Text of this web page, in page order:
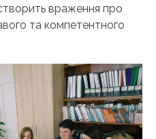
враження про
та компетентного